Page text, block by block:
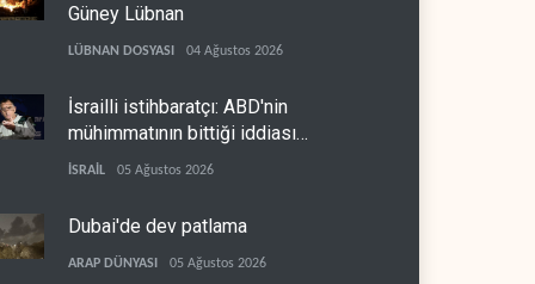
Güney Lübnan
LÜBNAN DOSYASI 04 Ağustos 2026
İsrailli istihbaratçı: ABD'nin
mühimmatının bittiği iddiası
bir iç kavga
İSRAİL 05 Ağustos 2026
Dubai'de dev patlama
ARAP DÜNYASI 05 Ağustos 2026